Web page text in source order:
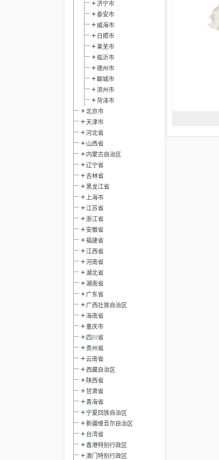
济宁市
泰安市
威海市
日照市
莱芜市
临沂市
德州市
聊城市
滨州市
菏泽市
北京市
天津市
河北省
山西省
内蒙古自治区
辽宁省
吉林省
黑龙江省
上海市
江苏省
浙江省
安徽省
福建省
江西省
河南省
湖北省
湖南省
广东省
广西壮族自治区
海南省
重庆市
四川省
贵州省
云南省
西藏自治区
陕西省
甘肃省
青海省
宁夏回族自治区
新疆维吾尔自治区
台湾省
香港特别行政区
澳门特别行政区